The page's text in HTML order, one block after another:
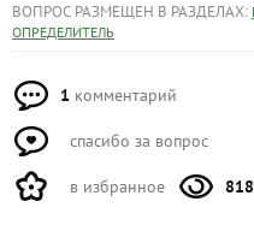
ВОПРОС РАЗМЕЩЕН В РАЗДЕЛАХ:
ОПРЕДЕЛИТЕЛЬ
1 комментарий
спасибо за вопрос
в избранное 818